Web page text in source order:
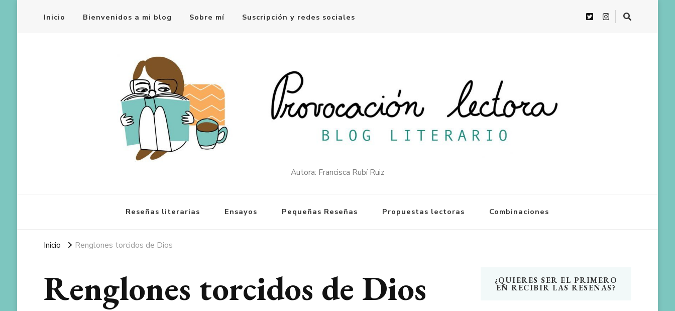
Inicio Bienvenidos a mi blog Sobre mí Suscripción y redes sociales
Autora: Francisca Rubí Ruiz
Reseñas literarias Ensayos Pequeñas Reseñas Propuestas lectoras Combinaciones
Inicio Renglones torcidos de Dios
Renglones torcidos de Dios ¿QUIERES SER EL PRIMERO
EN RECIBIR LAS RESEÑAS?